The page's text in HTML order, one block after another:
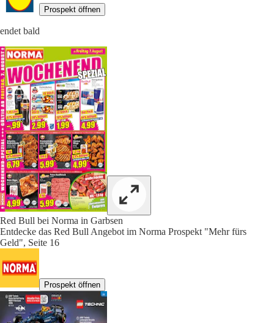
Prospekt öffnen
endet bald
Red Bull bei Norma in Garbsen
Entdecke das Red Bull Angebot im Norma Prospekt "Mehr fürs
Geld", Seite 16
Prospekt öffnen